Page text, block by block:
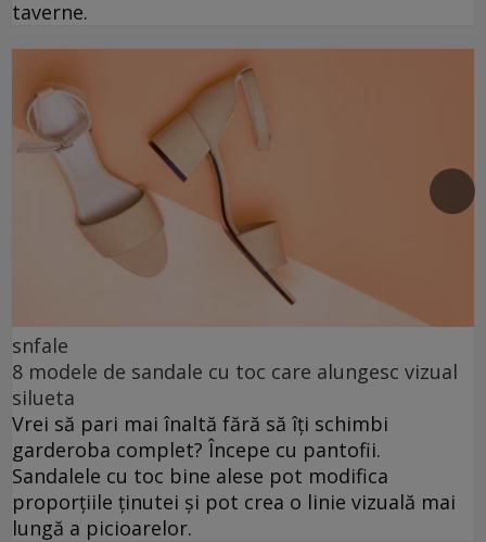
taverne.
snfale
8 modele de sandale cu toc care alungesc vizual
silueta
Vrei să pari mai înaltă fără să îți schimbi
garderoba complet? Începe cu pantofii.
Sandalele cu toc bine alese pot modifica
proporțiile ținutei și pot crea o linie vizuală mai
lungă a picioarelor.